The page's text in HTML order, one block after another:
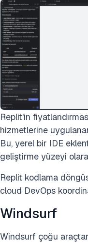
Replit'in
hizmetlerine
Bu, yerel bir IDE
geliştirme yüzeyi
Replit kodlama
cloud DevOps
Windsurf
Windsurf çoğu